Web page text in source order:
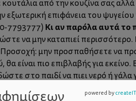
από την κουζίνα σας
εξωτερική επιφάνεια του
7793777) Κι αν παρόλα αυτά το
να μην καταπιεί
μην προσπαθήσετε να
είναι πιο επιβλαβής για εκείνο.
στο παιδί να πιει νερό ή γάλα
φάρμακο)
powered bycreateIT